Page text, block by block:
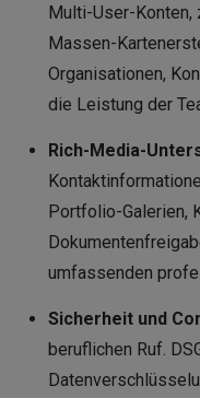
Multi-User-Konten,
Massen-
Organisationen,
die Leistung der
Rich-Media-
Portfolio-Galerien,
umfassenden
Sicherheit und
beruflichen Ruf.